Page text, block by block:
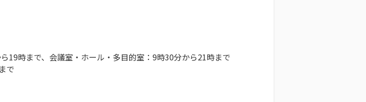
19時まで、会議室・ホール・多目的室：9時30分から21時まで
で